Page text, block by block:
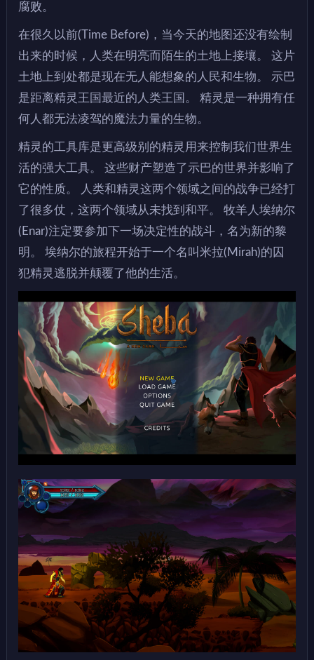
腐败。
在很久以前(Time Before)，当今天的地图还没有绘制
出来的时候，人类在明亮而陌生的土地上接壤。 这片
土地上到处都是现在无人能想象的人民和生物。 示巴
是距离精灵王国最近的人类王国。 精灵是一种拥有任
何人都无法凌驾的魔法力量的生物。
精灵的工具库是更高级别的精灵用来控制我们世界生
活的强大工具。 这些财产塑造了示巴的世界并影响了
它的性质。 人类和精灵这两个领域之间的战争已经打
了很多仗，这两个领域从未找到和平。 牧羊人埃纳尔
(Enar)注定要参加下一场决定性的战斗，名为新的黎
明。 埃纳尔的旅程开始于一个名叫米拉(Mirah)的囚
犯精灵逃脱并颠覆了他的生活。